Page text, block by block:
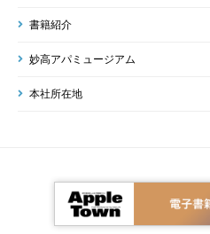
書籍紹介
妙高アパミュージアム
本社所在地